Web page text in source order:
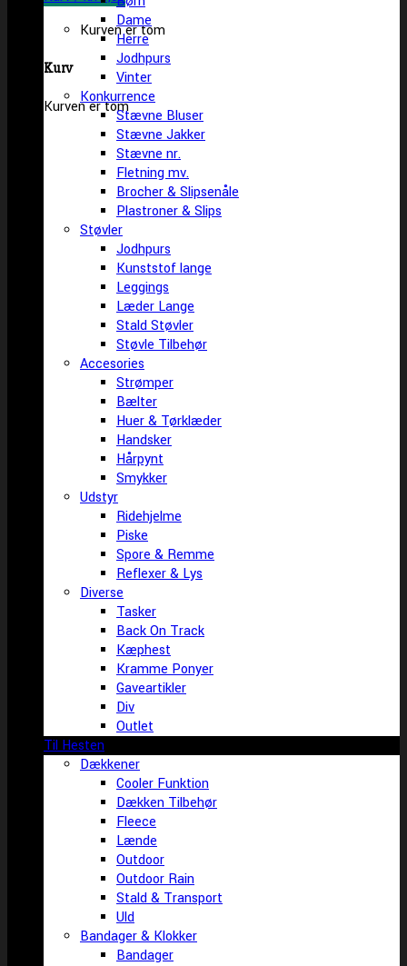
Kurven er tom
Kurv
Kurven er tom
Dame
Herre
Jodhpurs
Vinter
Konkurrence
Stævne Bluser
Stævne Jakker
Stævne nr.
Fletning mv.
Brocher & Slipsenåle
Plastroner & Slips
Støvler
Jodhpurs
Kunststof lange
Leggings
Læder Lange
Stald Støvler
Støvle Tilbehør
Accesories
Strømper
Bælter
Huer & Tørklæder
Handsker
Hårpynt
Smykker
Udstyr
Ridehjelme
Piske
Spore & Remme
Reflexer & Lys
Diverse
Tasker
Back On Track
Kæphest
Kramme Ponyer
Gaveartikler
Div
Outlet
Til Hesten
Dækkener
Cooler Funktion
Dækken Tilbehør
Fleece
Lænde
Outdoor
Outdoor Rain
Stald & Transport
Uld
Bandager & Klokker
Bandager